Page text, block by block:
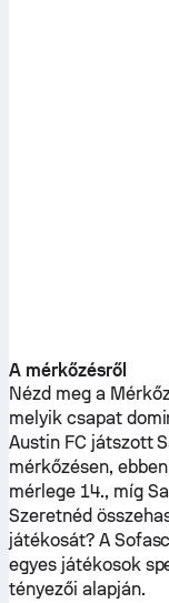
A mérkőzésről
Nézd meg a
melyik csapat
Austin FC játszott
mérkőzésen,
mérlege 14., míg
Szeretnéd
játékosát? A
egyes játékosok
tényezői alapján.